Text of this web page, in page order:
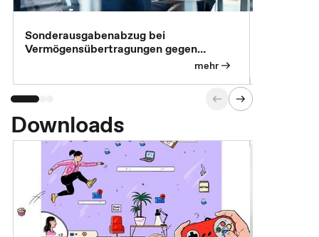
Sonderausgabenabzug bei
Vermögensübertragungen gegen
mehr
Downloads